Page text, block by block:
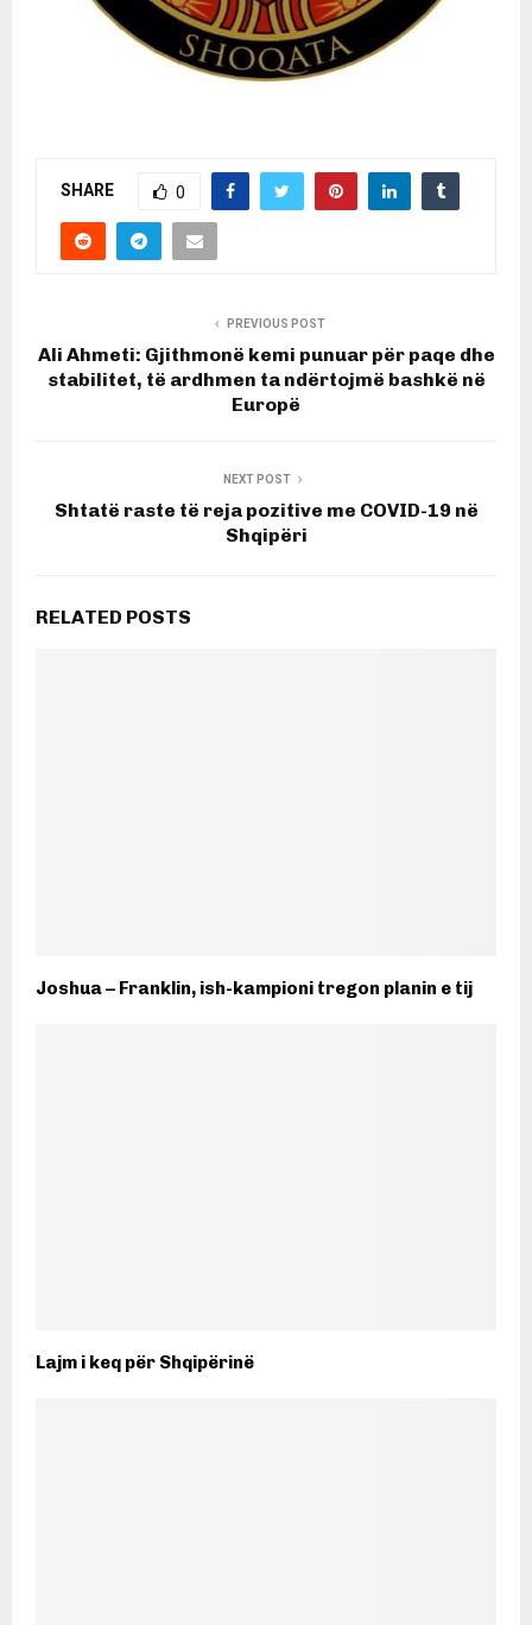
SHARE 0
PREVIOUS POST
Ali Ahmeti: Gjithmonë kemi punuar për paqe dhe
stabilitet, të ardhmen ta ndërtojmë bashkë në
Europë
NEXT POST
Shtatë raste të reja pozitive me COVID-19 në
Shqipëri
RELATED POSTS
Joshua – Franklin, ish-kampioni tregon planin e tij
Lajm i keq për Shqipërinë